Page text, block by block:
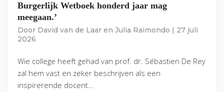
Burgerlijk Wetboek honderd jaar mag
meegaan.’
Door David van de Laar en Julia Raimondo
27 juli
2026
Wie college heeft gehad van prof. dr. Sébastien De Rey
zal hem vast en zeker beschrijven als een
inspirerende docent…